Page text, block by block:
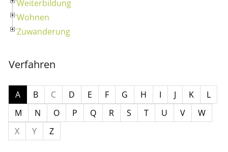
Weiterbildung
Wohnen
Zuwanderung
Verfahren
A B C D E F G H I J K
L
M
N O P Q R S T U V
W
X
Y Z